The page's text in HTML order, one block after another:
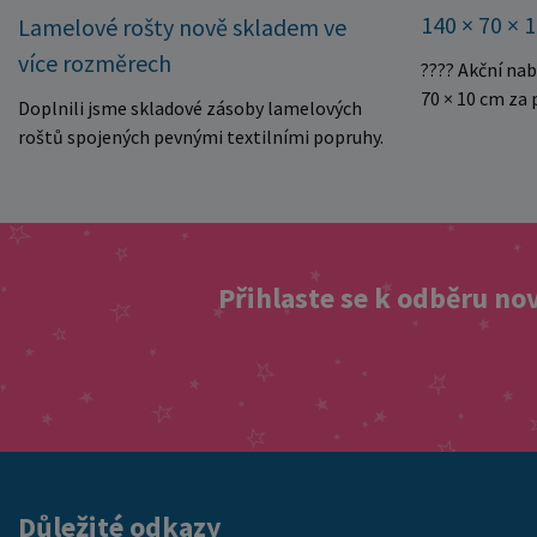
Lamelové rošty nově skladem ve
více rozměrech
Doplnili jsme skladové zásoby lamelových
roštů spojených pevnými textilními popruhy.
rovnoměrnou oporu. K dispozici jsou ve více
postele. Aktuálně máme skladem velké
množství kusů, proto můžeme objednávky
140 × 70 ×
???? Akční
70 × 10 cm
Výjimečně
této
Přihlaste se k odběru
Důležité odkazy